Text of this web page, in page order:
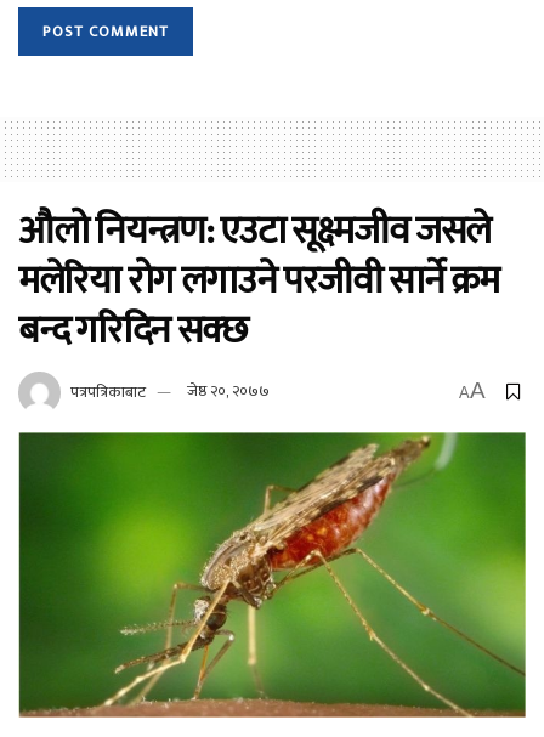
औलो नियन्त्रण: एउटा सूक्ष्मजीव जसले
मलेरिया रोग लगाउने परजीवी सार्ने क्रम
बन्द गरिदिन सक्छ
पत्रपत्रिकाबाट जेष्ठ २०, २०७७ AA